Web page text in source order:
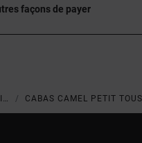
façons de payer
SACS PETITS ET MINI CABAS CAMEL PETIT